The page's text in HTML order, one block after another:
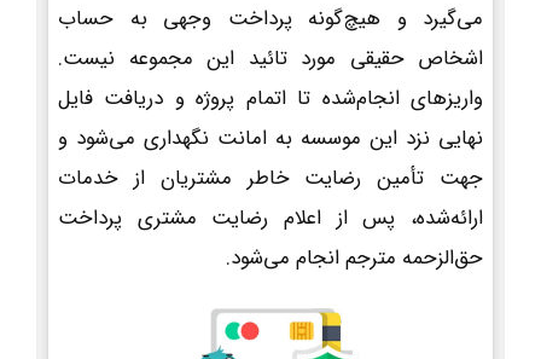
می‌گیرد و هیچ‌گونه پرداخت وجهی به حساب
اشخاص حقیقی مورد تائید این مجموعه نیست.
واریزهای انجام‌شده تا اتمام پروژه و دریافت فایل
نهایی نزد این موسسه به امانت نگهداری می‌شود و
جهت تأمین رضایت خاطر مشتریان از خدمات
ارائه‌شده، پس از اعلام رضایت مشتری پرداخت
حق‌الزحمه مترجم انجام می‌شود.